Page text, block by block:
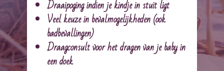
Draaipoging indien je kindje in stuit ligt
Veel keuze in bevalmogelijkheden (ook
badbevallingen)
Draagconsult voor het dragen van je baby in
een doek